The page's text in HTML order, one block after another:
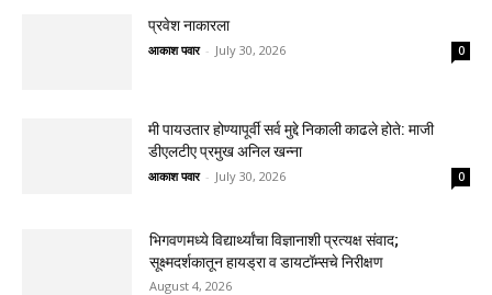
प्रवेश नाकारला
आकाश पवार - July 30, 2026 0
मी पायउतार होण्यापूर्वी सर्व मुद्दे निकाली काढले होते: माजी
डीएलटीए प्रमुख अनिल खन्ना
आकाश पवार - July 30, 2026 0
भिगवणमध्ये विद्यार्थ्यांचा विज्ञानाशी प्रत्यक्ष संवाद;
सूक्ष्मदर्शकातून हायड्रा व डायटॉम्सचे निरीक्षण
August 4, 2026